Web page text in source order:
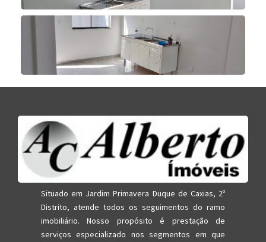
Situado em Jardim Primavera Duque de Caxias, 2º
Distrito, atende todos os seguimentos do ramo
imobiliário. Nosso propósito é prestação de
serviços especializado nos segmentos em que